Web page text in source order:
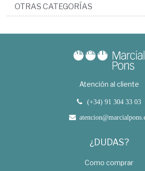
OTRAS CATEGORÍAS
Atención al cliente
(+34) 91 304 33 03
¿DUDAS?
Como comprar